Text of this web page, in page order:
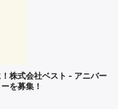
株式会社ベスト - アニバー
を募集！